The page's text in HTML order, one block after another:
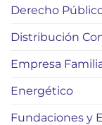
Derecho
Distribución
Empresa
Energético
Fundaciones y